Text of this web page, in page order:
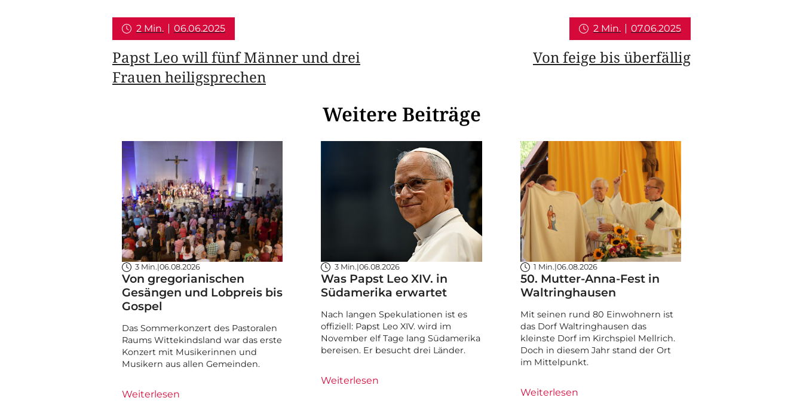
2 Min. 06.06.2025
Papst Leo will fünf Männer und drei
Frauen heiligsprechen
2 Min. 07.06.2025
Von feige bis überfällig
Weitere Beiträge
3 Min.|06.08.2026
Von gregorianischen
Gesängen und Lobpreis bis
Gospel
Das Sommerkonzert des Pastoralen
Raums Wittekindsland war das erste
Konzert mit Musikerinnen und
Musikern aus allen Gemeinden.
Weiterlesen
3 Min.|06.08.2026
Was Papst Leo XIV. in
Südamerika erwartet
Nach langen Spekulationen ist es
offiziell: Papst Leo XIV. wird im
November elf Tage lang Südamerika
bereisen. Er besucht drei Länder.
Weiterlesen
1 Min.|06.08.2026
50. Mutter-Anna-Fest in
Waltringhausen
Mit seinen rund 80 Einwohnern ist
das Dorf Waltringhausen das
kleinste Dorf im Kirchspiel Mellrich.
Doch in diesem Jahr stand der Ort
im Mittelpunkt.
Weiterlesen